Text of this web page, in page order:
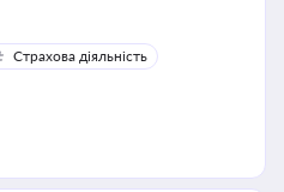
Страхова діяльність